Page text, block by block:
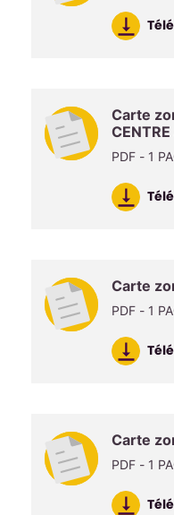
Carte
PDF - 1
Carte
PDF - 1
Carte
PDF - 1